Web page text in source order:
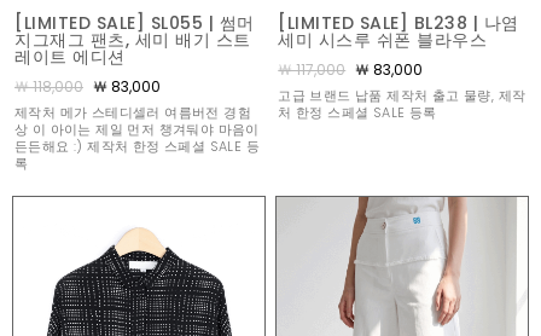
[LIMITED SALE] SL055 | 썸머
지그재그 팬츠, 세미 배기 스트
레이트 에디션
￦ 118,000 ￦ 83,000
제작처 메가 스테디셀러 여름버전 경험
상 이 아이는 제일 먼저 챙겨둬야 마음이
든든해요 :) 제작처 한정 스페셜 SALE 등
록
[LIMITED SALE] BL238 | 나염
세미 시스루 쉬폰 블라우스
￦ 117,000 ￦ 83,000
고급 브랜드 납품 제작처 출고 물량, 제작
처 한정 스페셜 SALE 등록